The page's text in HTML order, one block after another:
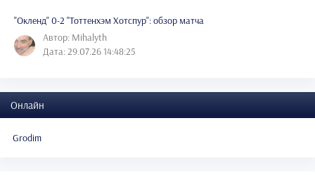
"Окленд" 0-2 "Тоттенхэм Хотспур": обзор матча
Автор: Mihalyth
Дата: 29.07.26 14:48:25
Онлайн
Grodim